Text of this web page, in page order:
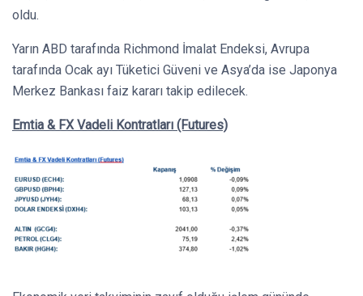
oldu.
Yarın ABD tarafında Richmond İmalat Endeksi, Avrupa
tarafında Ocak ayı Tüketici Güveni ve Asya’da ise Japonya
Merkez Bankası faiz kararı takip edilecek.
Emtia & FX Vadeli Kontratları (Futures)